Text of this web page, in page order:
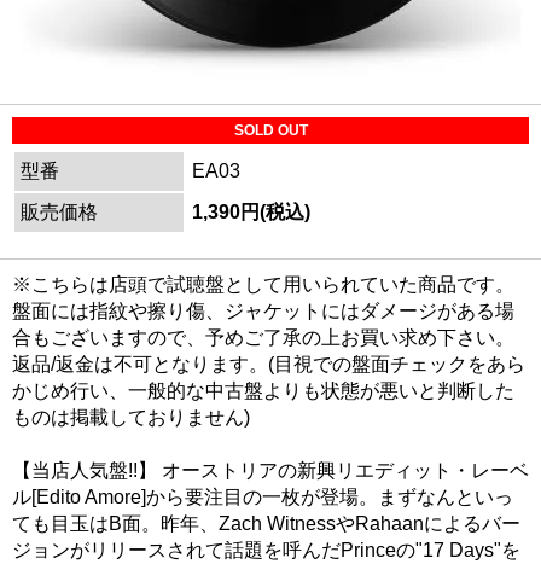
SOLD OUT
型番
EA03
販売価格
1,390円(税込)
※こちらは店頭で試聴盤として用いられていた商品です。
盤面には指紋や擦り傷、ジャケットにはダメージがある場
合もございますので、予めご了承の上お買い求め下さい。
返品/返金は不可となります。(目視での盤面チェックをあら
かじめ行い、一般的な中古盤よりも状態が悪いと判断した
ものは掲載しておりません)
【当店人気盤!!】 オーストリアの新興リエディット・レーベ
ル[Edito Amore]から要注目の一枚が登場。まずなんといっ
ても目玉はB面。昨年、Zach WitnessやRahaanによるバー
ジョンがリリースされて話題を呼んだPrinceの"17 Days"を